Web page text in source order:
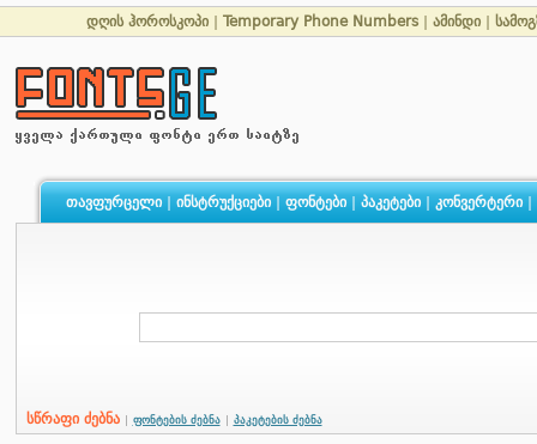
დღის ჰოროსკოპი Temporary Phone Numbers ამინდი
თავფურცელი| ინსტრუქციები| ფონტები| პაკეტები| კონვერტერი|
სწრაფი ძებნა ფონტების ძებნა პაკეტების ძებნა